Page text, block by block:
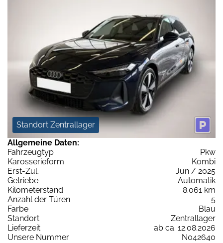
Standort Zentrallager
Allgemeine Daten:
Fahrzeugtyp
Pkw
Karosserieform
Kombi
Erst-Zul.
Jun / 2025
Getriebe
Automatik
Kilometerstand
8.061 km
Anzahl der Türen
5
Farbe
Blau
Standort
Zentrallager
Lieferzeit
ab ca. 12.08.2026
Unsere Nummer
N042640